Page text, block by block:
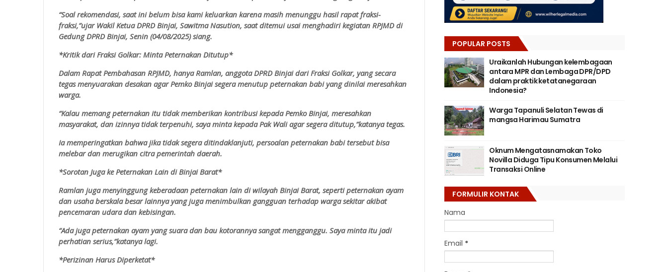
“Soal rekomendasi, saat ini belum bisa kami keluarkan karena masih menunggu hasil rapat fraksi-
fraksi,”ujar Wakil Ketua DPRD Binjai, Sawitma Nasution, saat ditemui usai menghadiri kegiatan RPJMD di
Gedung DPRD Binjai, Senin (04/08/2025) siang.
*Kritik dari Fraksi Golkar: Minta Peternakan Ditutup*
Dalam Rapat Pembahasan RPJMD, hanya Ramlan, anggota DPRD Binjai dari Fraksi Golkar, yang secara
tegas menyuarakan desakan agar Pemko Binjai segera menutup peternakan babi yang dinilai meresahkan
warga.
“Kalau memang peternakan itu tidak memberikan kontribusi kepada Pemko Binjai, meresahkan
masyarakat, dan izinnya tidak terpenuhi, saya minta kepada Pak Wali agar segera ditutup,”katanya tegas.
Ia memperingatkan bahwa jika tidak segera ditindaklanjuti, persoalan peternakan babi tersebut bisa
melebar dan merugikan citra pemerintah daerah.
*Sorotan Juga ke Peternakan Lain di Binjai Barat*
Ramlan juga menyinggung keberadaan peternakan lain di wilayah Binjai Barat, seperti peternakan ayam
dan usaha berskala besar lainnya yang juga menimbulkan gangguan terhadap warga sekitar akibat
pencemaran udara dan kebisingan.
“Ada juga peternakan ayam yang suara dan bau kotorannya sangat mengganggu. Saya minta itu jadi
perhatian serius,”katanya lagi.
*Perizinan Harus Diperketat*
POPULAR POSTS
Uraikanlah Hubungan kelembagaan
antara MPR dan Lembaga DPR/DPD
dalam praktik ketatanegaraan
Indonesia?
Warga Tapanuli Selatan Tewas di
mangsa Harimau Sumatra
Oknum Mengatasnamakan Toko
Novilla Diduga Tipu Konsumen Melalui
Transaksi Online
FORMULIR KONTAK
Nama
Email *